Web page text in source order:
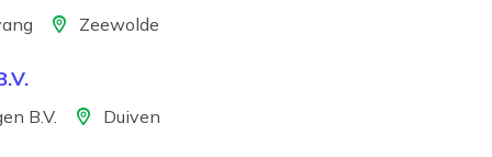
LocatieZeewolde
B.V. LocatieDuiven